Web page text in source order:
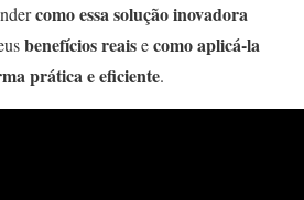
como essa solução inovadora
benefícios reaisecomo aplicá-la
prática e eficiente.